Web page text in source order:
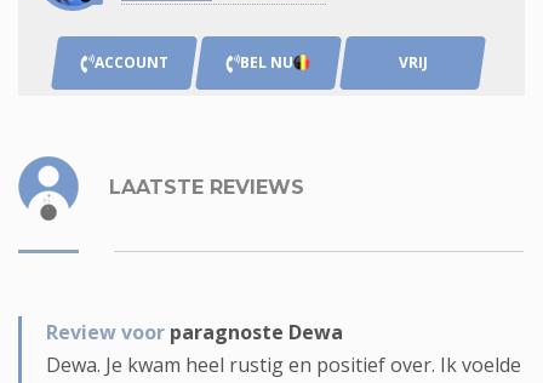
ACCOUNT BEL NU VRIJ
LAATSTE REVIEWS
Review voor paragnoste Dewa
Dewa. Je kwam heel rustig en positief over. Ik voelde